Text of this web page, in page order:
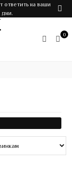
на ваши
дни.
0